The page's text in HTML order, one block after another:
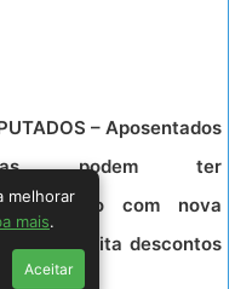
– Aposentados
podem ter
evitado com nova
e limita descontos
melhorar
mais
Aceitar